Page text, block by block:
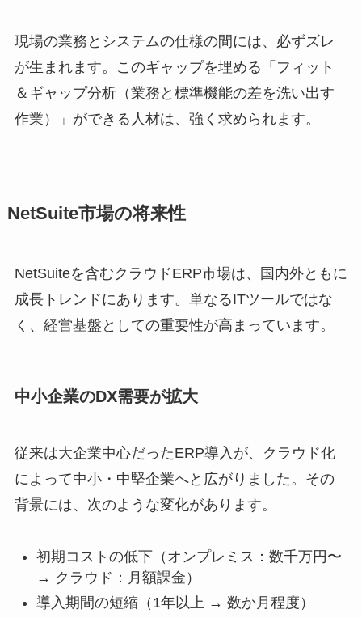
現場の業務とシステムの仕様の間には、必ずズレ
が生まれます。このギャップを埋める「フィット
＆ギャップ分析（業務と標準機能の差を洗い出す
作業）」ができる人材は、強く求められます。
NetSuite市場の将来性
NetSuiteを含むクラウドERP市場は、国内外ともに
成長トレンドにあります。単なるITツールではな
く、経営基盤としての重要性が高まっています。
中小企業のDX需要が拡大
従来は大企業中心だったERP導入が、クラウド化
によって中小・中堅企業へと広がりました。その
背景には、次のような変化があります。
初期コストの低下（オンプレミス：数千万円〜
→ クラウド：月額課金）
導入期間の短縮（1年以上 → 数か月程度）